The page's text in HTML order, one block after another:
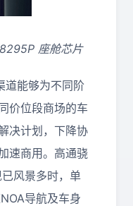
座舱芯片
道能够为不同阶
价位段商场的车
决计划，下降协
速商用。高通骁
风景多时，单
导航及车身